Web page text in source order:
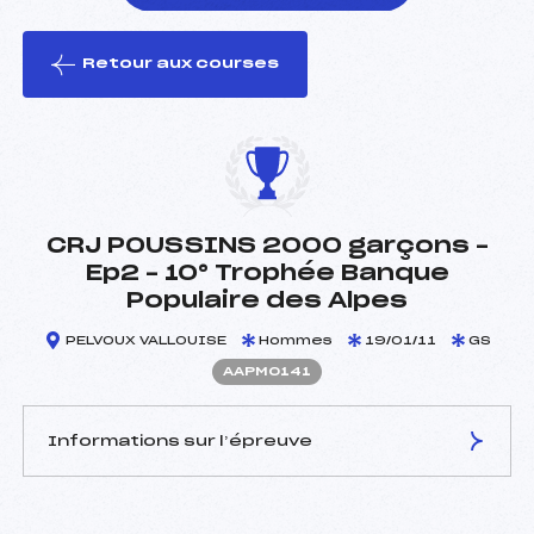
le ski
Retour aux courses
CRJ POUSSINS 2000 garçons –
Ep2 – 10° Trophée Banque
Populaire des Alpes
PELVOUX VALLOUISE Hommes 19/01/11 GS
AAPM0141
Informations sur l’épreuve